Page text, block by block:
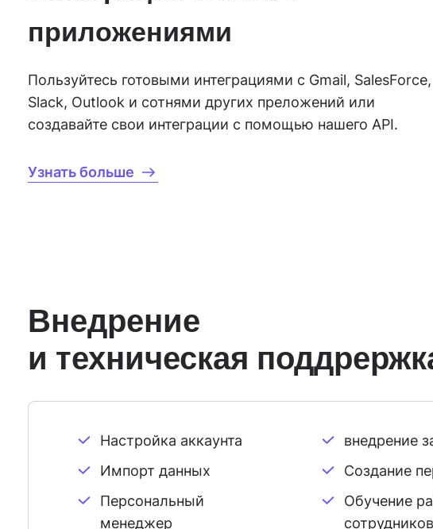
приложениями
Пользуйтесь готовыми интеграциями с Gmail, SalesForce,
Slack, Outlook и сотнями других преложений или
создавайте свои интеграции с помощью нашего API.
Узнать больше
Внедрение
и техническая
Настройка аккаунта
внедрение
Импорт данных
Создание
Персональный
менеджер
Обучение
сотрудников